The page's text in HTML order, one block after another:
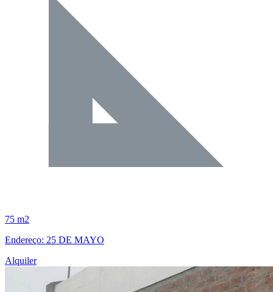
75 m2
Endereço: 25 DE MAYO
Alquiler